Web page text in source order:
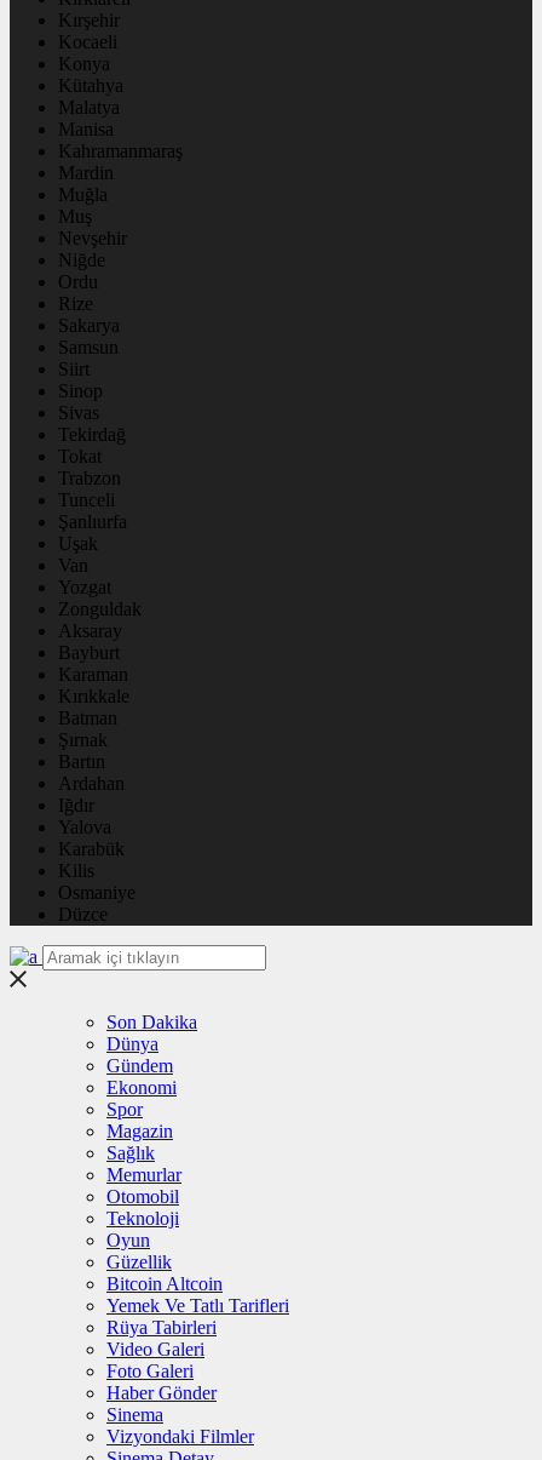
Kırşehir
Kocaeli
Konya
Kütahya
Malatya
Manisa
Kahramanmaraş
Mardin
Muğla
Muş
Nevşehir
Niğde
Ordu
Rize
Sakarya
Samsun
Siirt
Sinop
Sivas
Tekirdağ
Tokat
Trabzon
Tunceli
Şanlıurfa
Uşak
Van
Yozgat
Zonguldak
Aksaray
Bayburt
Karaman
Kırıkkale
Batman
Şırnak
Bartın
Ardahan
Iğdır
Yalova
Karabük
Kilis
Osmaniye
Düzce
Son Dakika
Dünya
Gündem
Ekonomi
Spor
Magazin
Sağlık
Memurlar
Otomobil
Teknoloji
Oyun
Güzellik
Bitcoin Altcoin
Yemek Ve Tatlı Tarifleri
Rüya Tabirleri
Video Galeri
Foto Galeri
Haber Gönder
Sinema
Vizyondaki Filmler